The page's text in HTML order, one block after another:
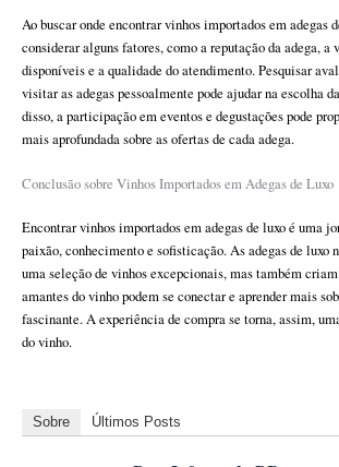
Ao buscar onde encontrar vinhos importados em adegas
considerar alguns fatores, como a reputação da adega, a
disponíveis e a qualidade do atendimento. Pesquisar
visitar as adegas pessoalmente pode ajudar na escolha
disso, a participação em eventos e degustações pode
mais aprofundada sobre as ofertas de cada adega.
Conclusão sobre Vinhos Importados em Adegas de Luxo
Encontrar vinhos importados em adegas de luxo é uma
paixão, conhecimento e sofisticação. As adegas de luxo
uma seleção de vinhos excepcionais, mas também
amantes do vinho podem se conectar e aprender mais
fascinante. A experiência de compra se torna, assim,
do vinho.
Sobre Últimos Posts